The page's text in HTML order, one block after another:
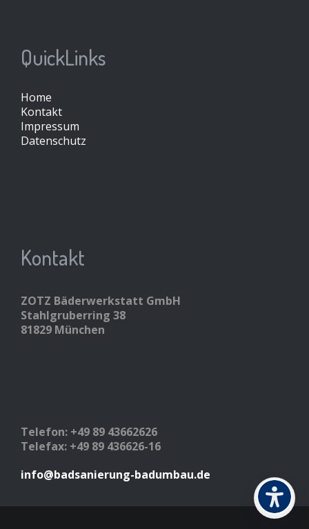
QuickLinks
Home
Kontakt
Impressum
Datenschutz
Kontakt
ZOTZ Bäderwerkstatt GmbH
Stahlgruberring 38
81829 München
Telefon: +49 89 43662626
Telefax: +49 89 436626-16
info@badsanierung-badumbau.de